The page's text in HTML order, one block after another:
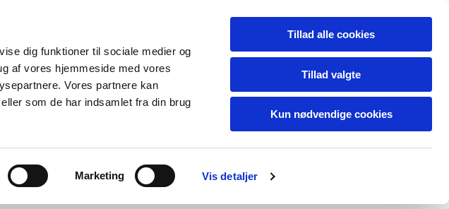
dig funktioner til sociale medier og
af vores hjemmeside med vores
Vores partnere kan
som de har indsamlet fra din brug
Marketing Vis detaljer
Tillad alle cookies
Tillad valgte
Kun nødvendige cookies
press links blog contact